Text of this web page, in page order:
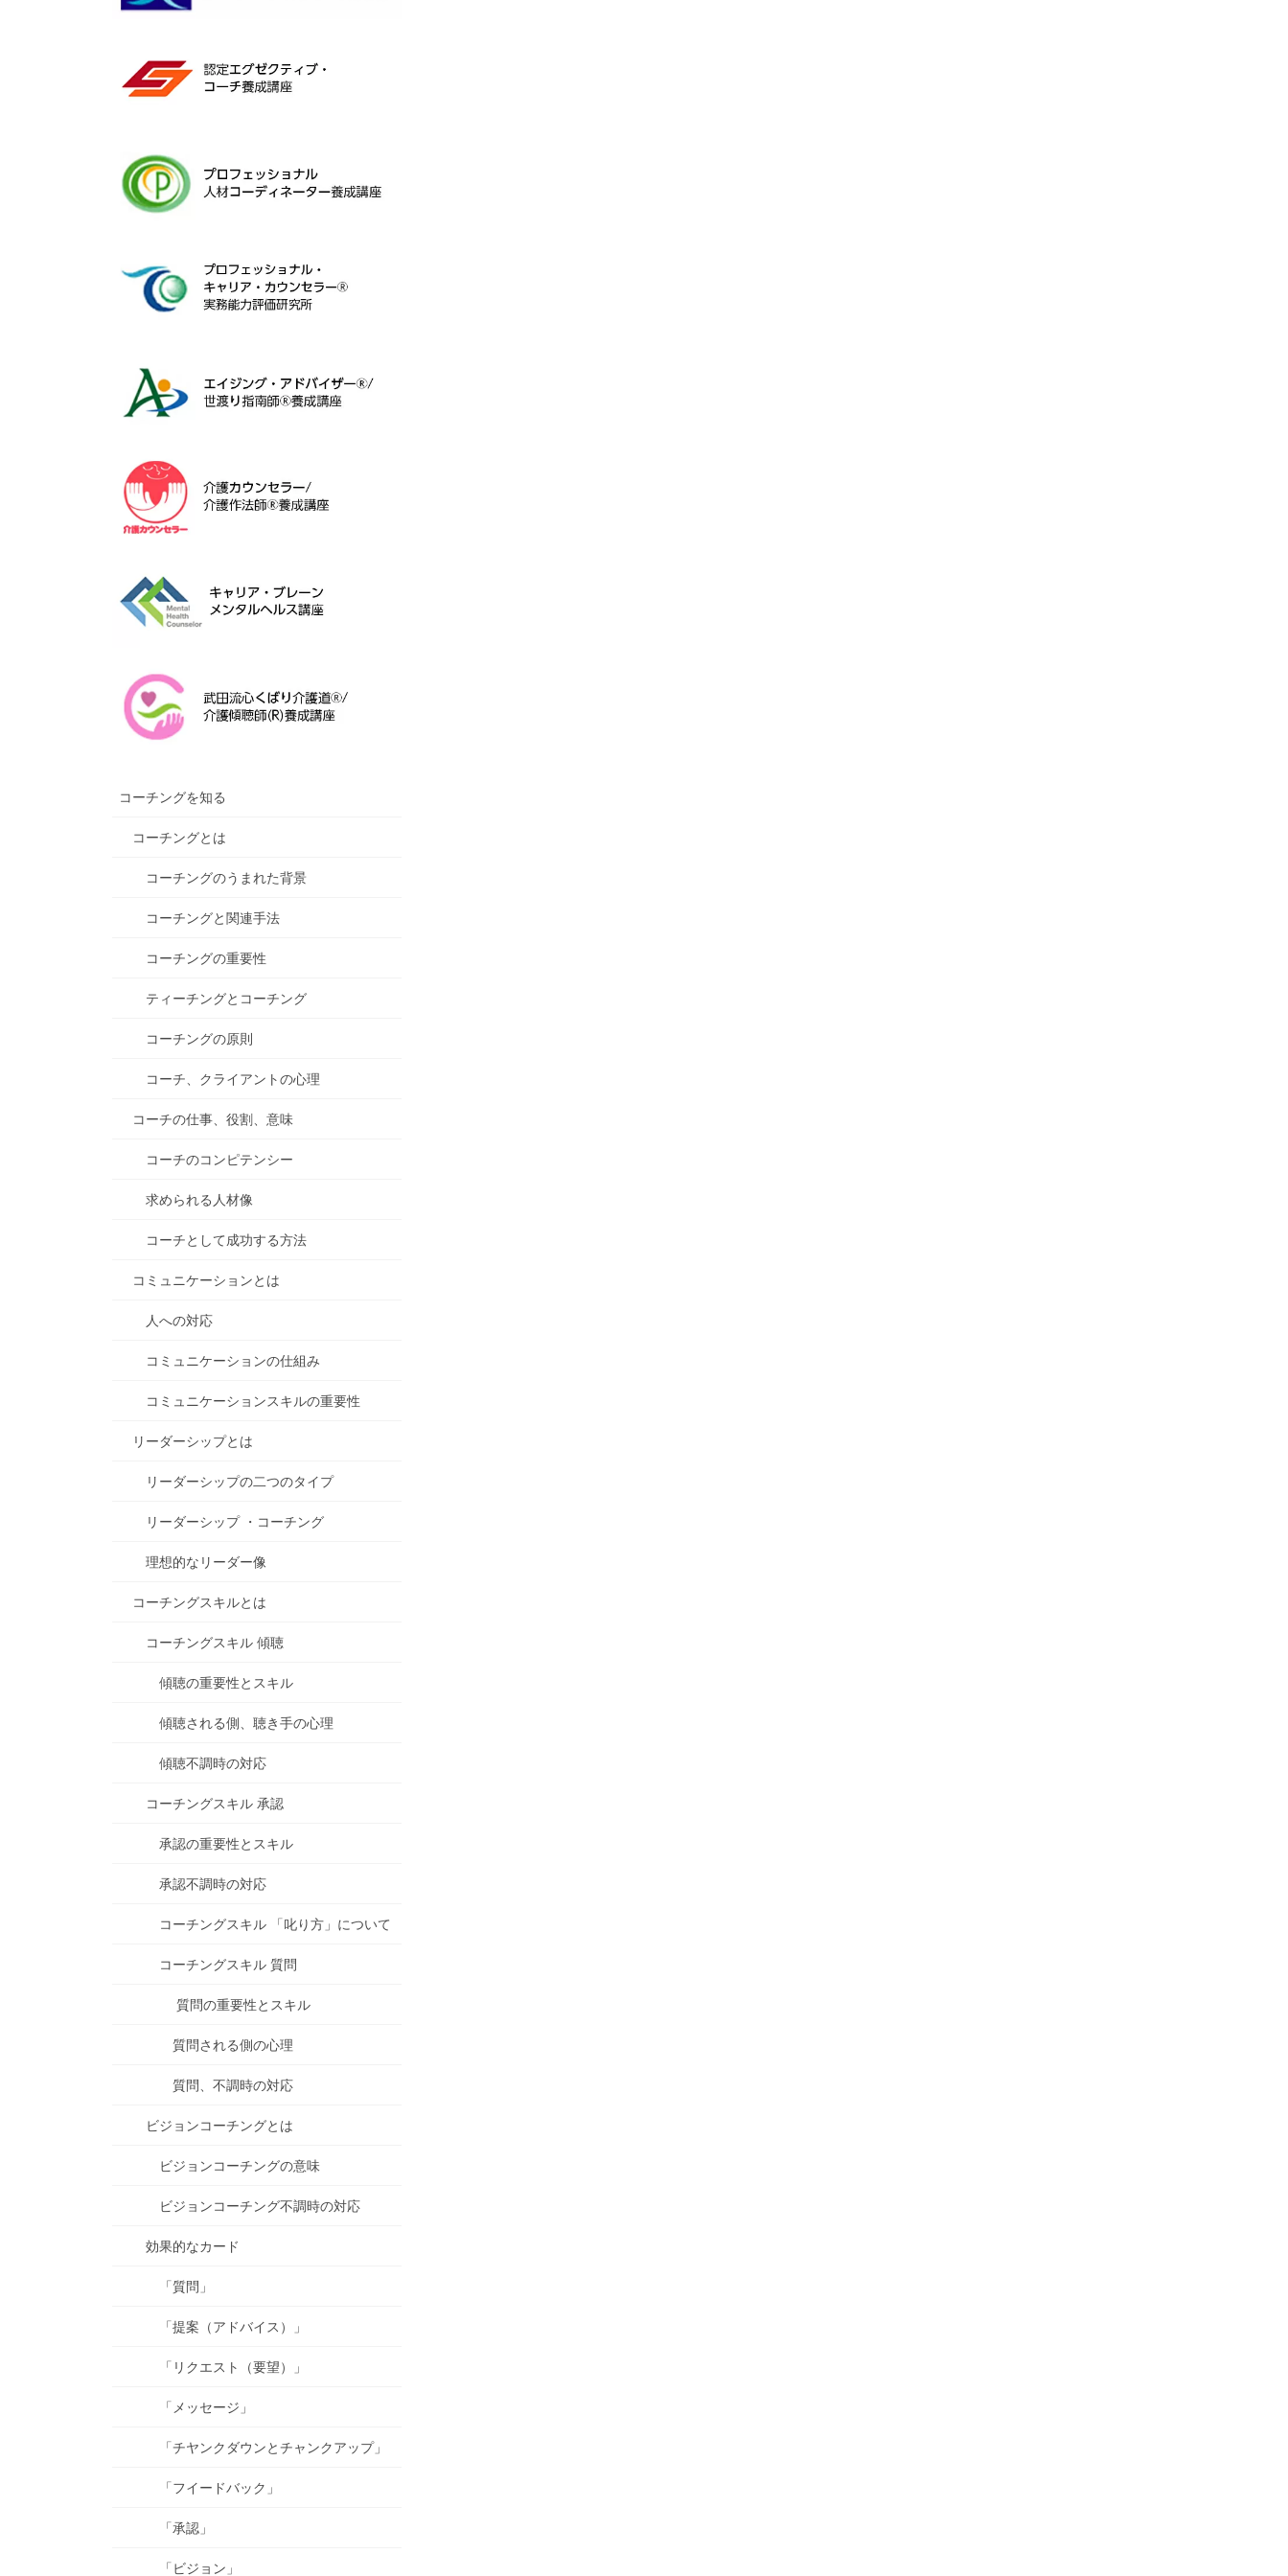
コーチングを知る
コーチングとは
コーチングのうまれた背景
コーチングと関連手法
コーチングの重要性
ティーチングとコーチング
コーチングの原則
コーチ、クライアントの心理
コーチの仕事、役割、意味
コーチのコンピテンシー
求められる人材像
コーチとして成功する方法
コミュニケーションとは
人への対応
コミュニケーションの仕組み
コミュニケーションスキルの重要性
リーダーシップとは
リーダーシップの二つのタイプ
リーダーシップ ・コーチング
理想的なリーダー像
コーチングスキルとは
コーチングスキル 傾聴
傾聴の重要性とスキル
傾聴される側、聴き手の心理
傾聴不調時の対応
コーチングスキル 承認
承認の重要性とスキル
承認不調時の対応
コーチングスキル 「叱り方」について
コーチングスキル 質問
質問の重要性とスキル
質問される側の心理
質問、不調時の対応
ビジョンコーチングとは
ビジョンコーチングの意味
ビジョンコーチング不調時の対応
効果的なカード
「質問」
「提案（アドバイス）」
「リクエスト（要望）」
「メッセージ」
「チヤンクダウンとチャンクアップ」
「フイードバック」
「承認」
「ビジョン」